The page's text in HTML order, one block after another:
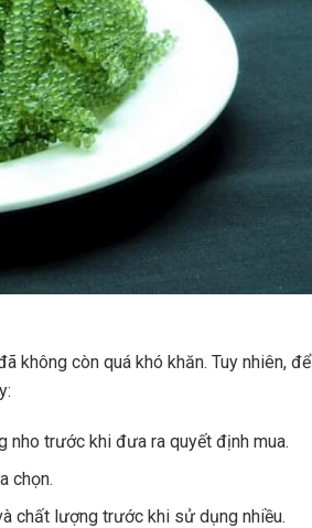
không còn quá khó khăn. Tuy nhiên, để
nho trước khi đưa ra quyết định mua.
chọn.
chất lượng trước khi sử dụng nhiều.